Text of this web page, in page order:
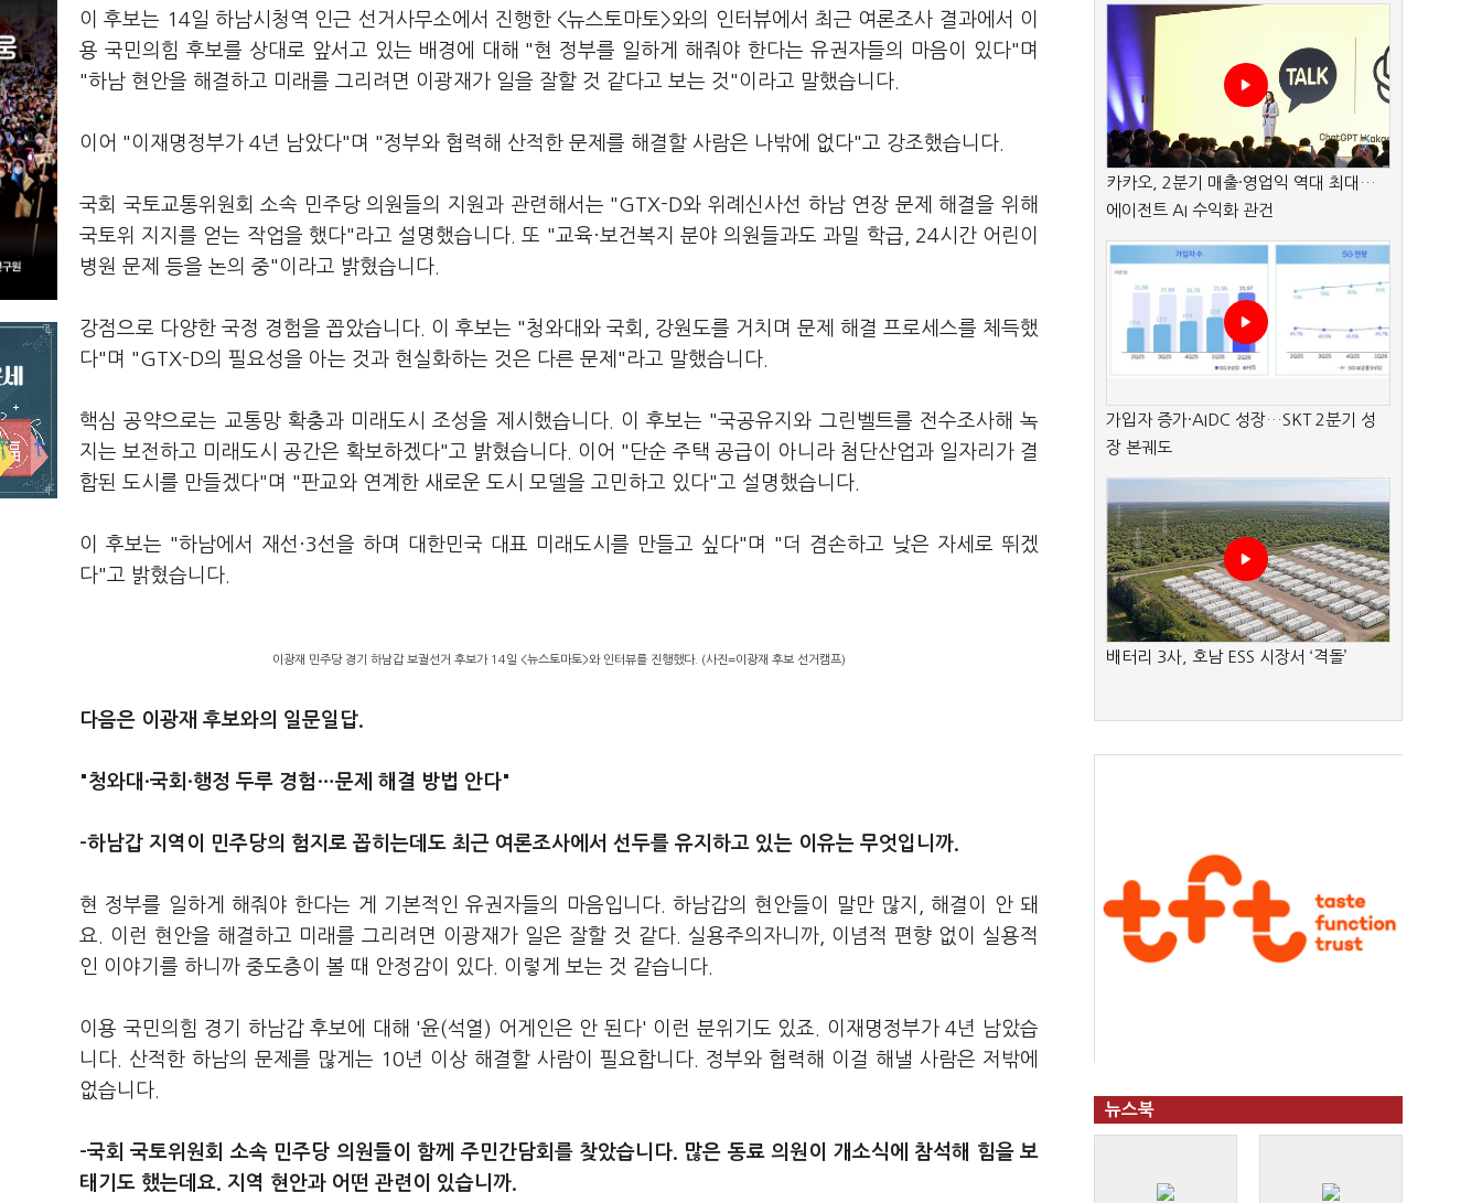
이 후보는 14일 하남시청역 인근 선거사무소에서 진행한 <뉴스토마토>와의 인터뷰에서 최근 여론조사 결과에서 이
용 국민의힘 후보를 상대로 앞서고 있는 배경에 대해 "현 정부를 일하게 해줘야 한다는 유권자들의 마음이 있다"며
"하남 현안을 해결하고 미래를 그리려면 이광재가 일을 잘할 것 같다고 보는 것"이라고 말했습니다.
이어 "이재명정부가 4년 남았다"며 "정부와 협력해 산적한 문제를 해결할 사람은 나밖에 없다"고 강조했습니다.
국회 국토교통위원회 소속 민주당 의원들의 지원과 관련해서는 "GTX-D와 위례신사선 하남 연장 문제 해결을 위해
국토위 지지를 얻는 작업을 했다"라고 설명했습니다. 또 "교육·보건복지 분야 의원들과도 과밀 학급, 24시간 어린이
병원 문제 등을 논의 중"이라고 밝혔습니다.
강점으로 다양한 국정 경험을 꼽았습니다. 이 후보는 "청와대와 국회, 강원도를 거치며 문제 해결 프로세스를 체득했
다"며 "GTX-D의 필요성을 아는 것과 현실화하는 것은 다른 문제"라고 말했습니다.
핵심 공약으로는 교통망 확충과 미래도시 조성을 제시했습니다. 이 후보는 "국공유지와 그린벨트를 전수조사해 녹
지는 보전하고 미래도시 공간은 확보하겠다"고 밝혔습니다. 이어 "단순 주택 공급이 아니라 첨단산업과 일자리가 결
합된 도시를 만들겠다"며 "판교와 연계한 새로운 도시 모델을 고민하고 있다"고 설명했습니다.
이 후보는 "하남에서 재선·3선을 하며 대한민국 대표 미래도시를 만들고 싶다"며 "더 겸손하고 낮은 자세로 뛰겠
다"고 밝혔습니다.
이광재 민주당 경기 하남갑 보궐선거 후보가 14일 <뉴스토마토>와 인터뷰를 진행했다. (사진=이광재 후보 선거캠프)
다음은 이광재 후보와의 일문일답.
"청와대·국회·행정 두루 경험…문제 해결 방법 안다"
-하남갑 지역이 민주당의 험지로 꼽히는데도 최근 여론조사에서 선두를 유지하고 있는 이유는 무엇입니까.
현 정부를 일하게 해줘야 한다는 게 기본적인 유권자들의 마음입니다. 하남갑의 현안들이 말만 많지, 해결이 안 돼
요. 이런 현안을 해결하고 미래를 그리려면 이광재가 일은 잘할 것 같다. 실용주의자니까, 이념적 편향 없이 실용적
인 이야기를 하니까 중도층이 볼 때 안정감이 있다. 이렇게 보는 것 같습니다.
이용 국민의힘 경기 하남갑 후보에 대해 '윤(석열) 어게인은 안 된다' 이런 분위기도 있죠. 이재명정부가 4년 남았습
니다. 산적한 하남의 문제를 많게는 10년 이상 해결할 사람이 필요합니다. 정부와 협력해 이걸 해낼 사람은 저밖에
없습니다.
-국회 국토위원회 소속 민주당 의원들이 함께 주민간담회를 찾았습니다. 많은 동료 의원이 개소식에 참석해 힘을 보
태기도 했는데요. 지역 현안과 어떤 관련이 있습니까.
카카오, 2분기 매출·영업익 역대 최대…
에이전트 AI 수익화 관건
가입자 증가·AIDC 성장…SKT 2분기 성
장 본궤도
배터리 3사, 호남 ESS 시장서 ‘격돌’
뉴스북